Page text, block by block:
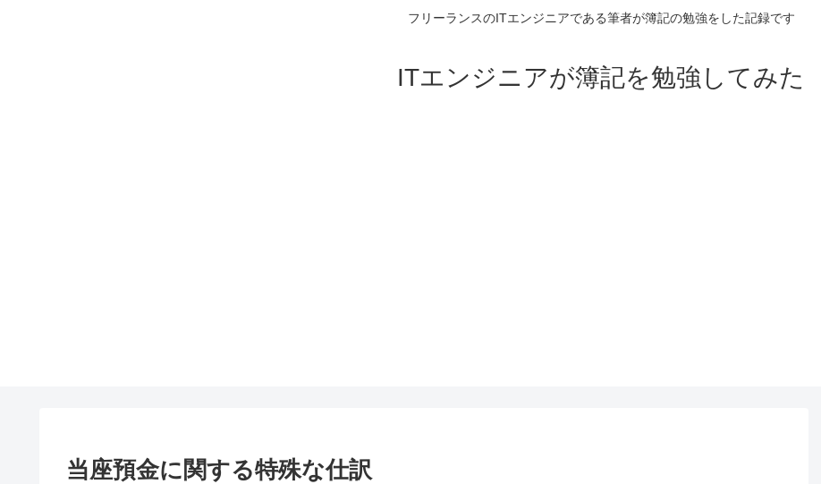
フリーランスのITエンジニアである筆者が簿記の勉強をした記録です
ITエンジニアが簿記を勉強してみた
当座預金に関する特殊な仕訳